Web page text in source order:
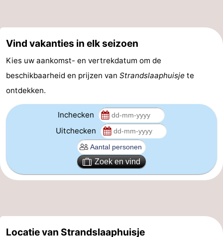
Route
-
Nieuws
Zeeland
-
Vind vakanties in elk seizoen
Kies uw aankomst- en vertrekdatum om de
beschikbaarheid en prijzen van Strandslaaphuisje te
ontdekken.
Inchecken
Uitchecken
Zoek en vind
Locatie van Strandslaaphuisje